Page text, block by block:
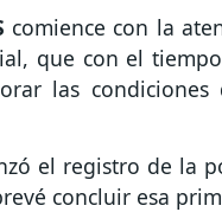
comience con la
que con el
las
el registro de la
concluir esa